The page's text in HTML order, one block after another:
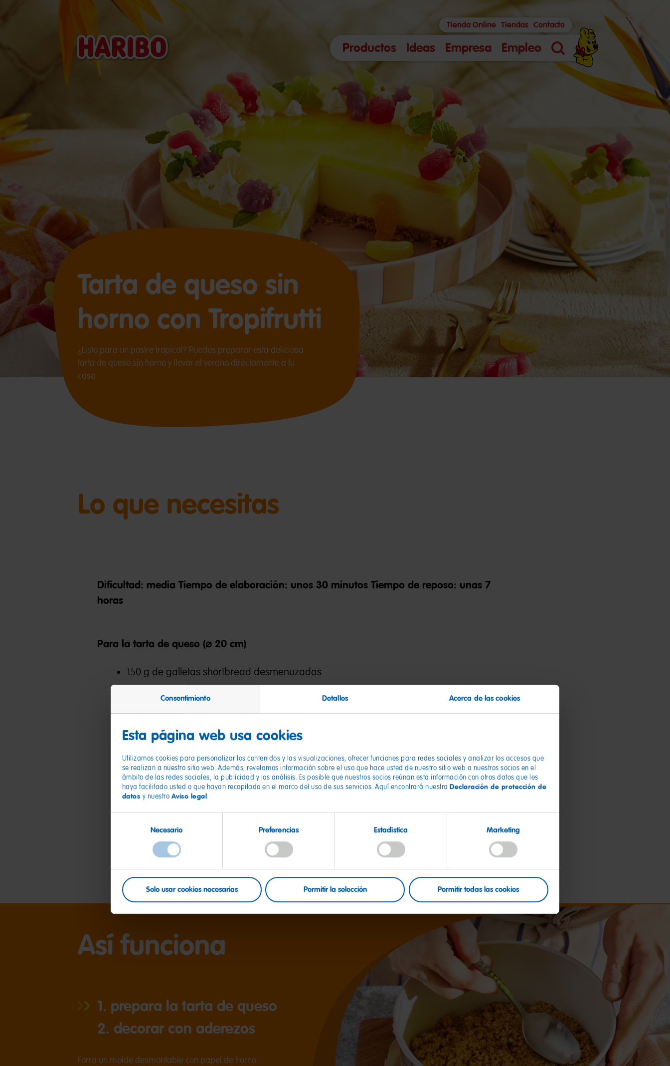
Consentimiento Detalles Acerca de las cookies
Esta página web usa cookies
Utilizamos cookies para personalizar los contenidos y las visualizaciones, ofrecer funciones para redes sociales y analizar los accesos que
se realizan a nuestro sitio web. Además, revelamos información sobre el uso que hace usted de nuestro sitio web a nuestros socios en el
ámbito de las redes sociales, la publicidad y los análisis. Es posible que nuestros socios reúnan esta información con otros datos que les
haya facilitado usted o que hayan recopilado en el marco del uso de sus servicios. Aquí encontrará nuestra Declaración de protección de
datos y nuestro Aviso legal.
consentimiento
Necesario Preferencias Estadística Marketing
Solo usar cookies necesarias Permitir la selección Permitir todas las cookies
Productos Ideas Empresa Empleo
Búsqueda
Tienda Online Tiendas Contacto
Tarta de queso sin
horno con Tropifrutti
¿Listo para un postre tropical? Puedes preparar esta deliciosa
tarta de queso sin horno y llevar el verano directamente a tu
casa.
Lo que necesitas
Dificultad: media Tiempo de elaboración: unos 30 minutos Tiempo de reposo: unas 7
horas
Para la tarta de queso (⌀ 20 cm)
150 g de galletas shortbread desmenuzadas
80 g de mantequilla derretida
6 hojas de gelatina
300 g de cobertura de chocolate blanco
450 g de queso crema
200 g de nata
500 g de cuajada de limón
150 g de Tropifrutti HARIBO
Esencia de limón
Así funciona
1. prepara la tarta de queso
2. decorar con aderezos
Forra un molde desmontable con papel de horno.